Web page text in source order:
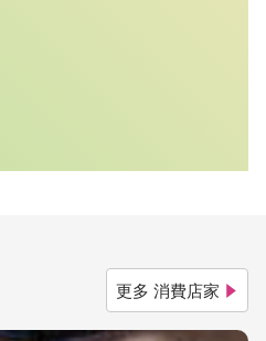
更多 消費店家